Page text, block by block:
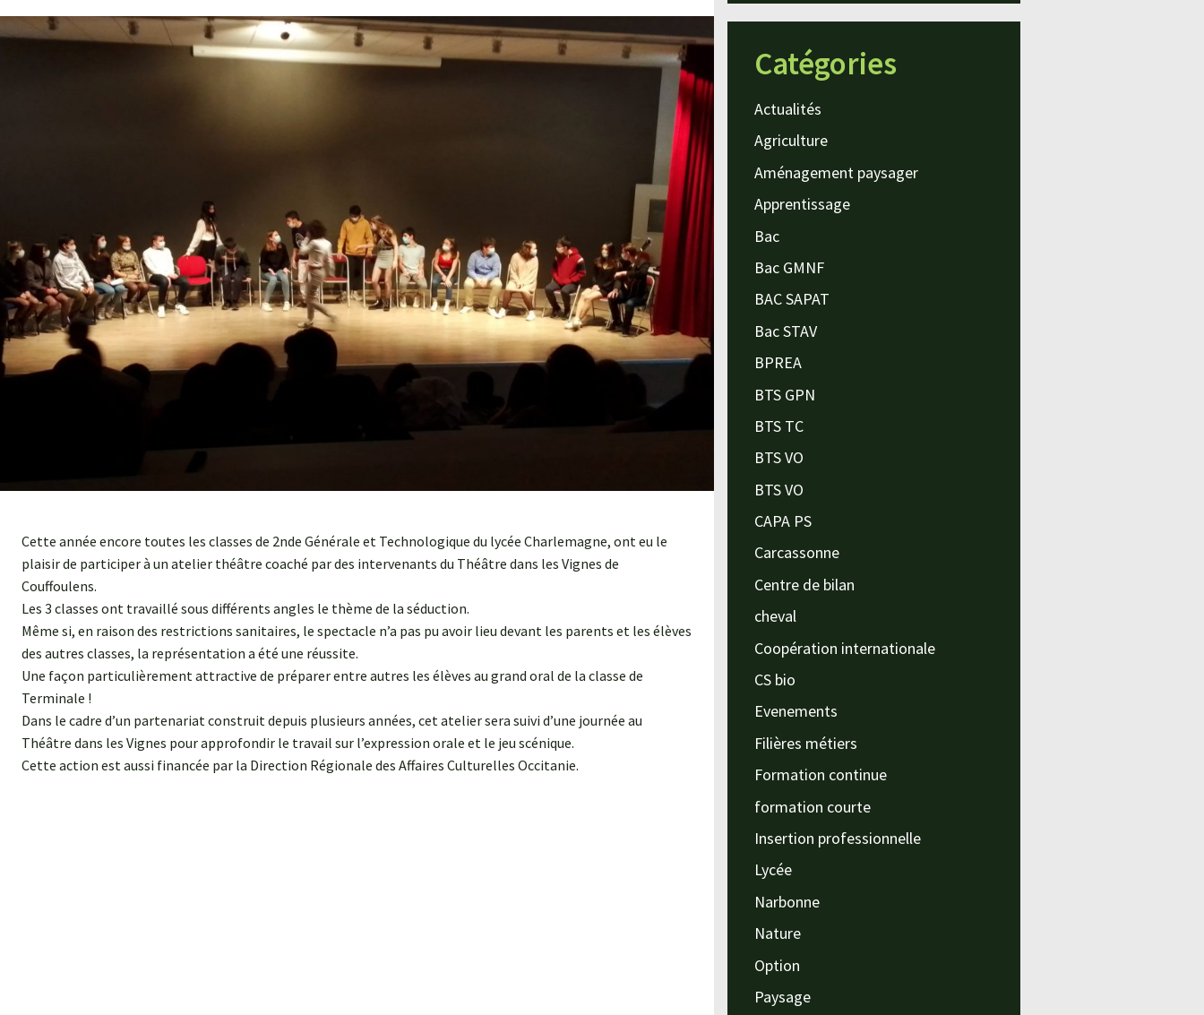
Cette année encore toutes les classes de 2nde Générale et Technologique du lycée Charlemagne, ont eu le
plaisir de participer à un atelier théâtre coaché par des intervenants du Théâtre dans les Vignes de
Couffoulens.
Les 3 classes ont travaillé sous différents angles le thème de la séduction.
Même si, en raison des restrictions sanitaires, le spectacle n’a pas pu avoir lieu devant les parents et les élèves
des autres classes, la représentation a été une réussite.
Une façon particulièrement attractive de préparer entre autres les élèves au grand oral de la classe de
Terminale !
Dans le cadre d’un partenariat construit depuis plusieurs années, cet atelier sera suivi d’une journée au
Théâtre dans les Vignes pour approfondir le travail sur l’expression orale et le jeu scénique.
Cette action est aussi financée par la Direction Régionale des Affaires Culturelles Occitanie.
Catégories
Actualités
Agriculture
Aménagement paysager
Apprentissage
Bac
Bac GMNF
BAC SAPAT
Bac STAV
BPREA
BTS GPN
BTS TC
BTS VO
BTS VO
CAPA PS
Carcassonne
Centre de bilan
cheval
Coopération internationale
CS bio
Evenements
Filières métiers
Formation continue
formation courte
Insertion professionnelle
Lycée
Narbonne
Nature
Option
Paysage